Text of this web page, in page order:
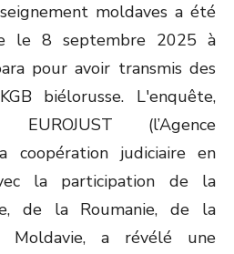
moldaves a été
le 8 septembre 2025 à
pour avoir transmis des
biélorusse. L'enquête,
(l’Agence
coopération judiciaire en
la participation de la
de la Roumanie, de la
a révélé une